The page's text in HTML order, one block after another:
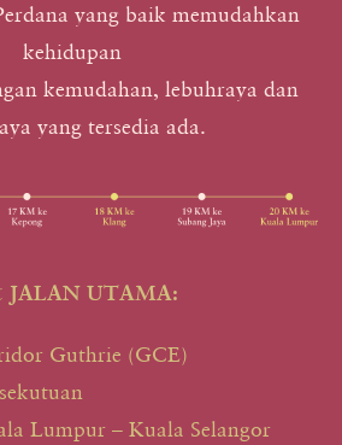
yang baik memudahkan
kehidupan
kemudahan, lebuhraya dan
yang tersedia ada.
JALAN UTAMA:
Guthrie (GCE)
Lumpur – Kuala Selangor